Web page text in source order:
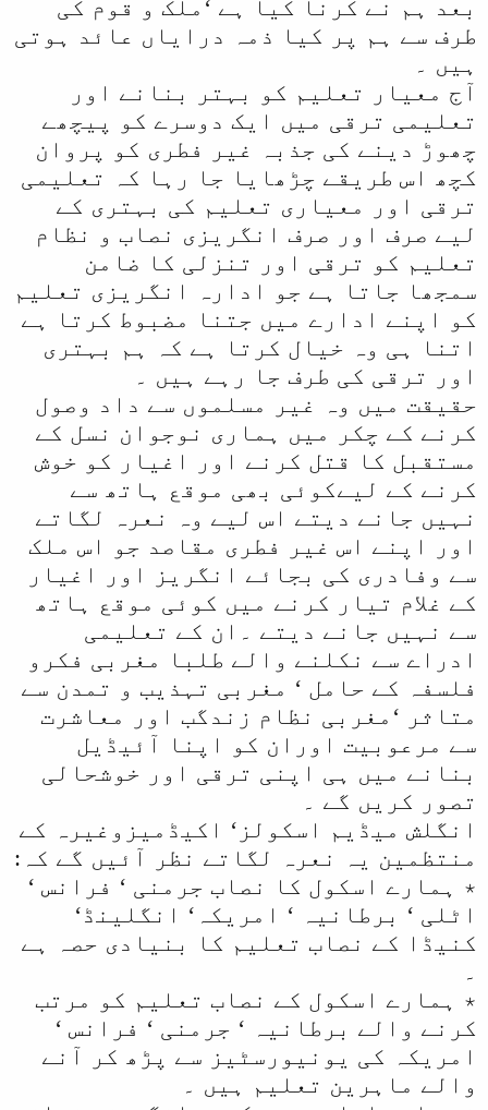
بعد ہم نے کرنا کیا ہے ‘ملک و قوم کی
طرف سے ہم پر کیا ذمہ درایاں عائد ہوتی
ہیں ۔
آج معیار تعلیم کو بہتر بنانے اور
تعلیمی ترقی میں ایک دوسرے کو پیچھے
چھوڑ دینے کی جذبہ غیر فطری کو پروان
کچھ اس طریقے چڑھایا جا رہا کہ تعلیمی
ترقی اور معیاری تعلیم کی بہتری کے
لیے صرف اور صرف انگریزی نصاب و نظام
تعلیم کو ترقی اور تنزلی کا ضامن
سمجھا جاتا ہے جو ادارہ انگریزی تعلیم
کو اپنے ادارے میں جتنا مضبوط کرتا ہے
اتنا ہی وہ خیال کرتا ہے کہ ہم بہتری
اور ترقی کی طرف جا رہے ہیں ۔
حقیقت میں وہ غیر مسلموں سے داد وصول
کرنے کے چکر میں ہماری نوجوان نسل کے
مستقبل کا قتل کرنے اور اغیار کو خوش
کرنے کے لیےکوئی بھی موقع ہاتھ سے
نہیں جانے دیتے اس لیے وہ نعرہ لگاتے
اور اپنے اس غیر فطری مقاصد جو اس ملک
سے وفادری کی بجائے انگریز اور اغیار
کے غلام تیار کرنے میں کوئی موقع ہاتھ
سے نہیں جانے دیتے ۔ان کے تعلیمی
ادراے سے نکلنے والے طلبا مغربی فکرو
فلسفہ کے حامل ‘ مغربی تہذیب و تمدن سے
متاثر ‘مغربی نظام زندگب اور معاشرت
سے مرعوبیت اوران کو اپنا آئیڈیل
بنانے میں ہی اپنی ترقی اور خوشحالی
تصور کریں گے ۔
انگلش میڈیم اسکولز‘ اکیڈمیزوغیرہ کے
منتظمین یہ نعرہ لگاتے نظر آئیں گے کہ:
٭ ہمارے اسکول کا نصاب جرمنی ‘ فرانس ‘
اٹلی ‘ برطانیہ ‘ امریکہ‘ انگلینڈ‘
کنیڈا کے نصاب تعلیم کا بنیادی حصہ ہے
۔
٭ ہمارے اسکول کے نصاب تعلیم کو مرتب
کرنے والے برطانیہ ‘ جرمنی ‘ فرانس ‘
امریکہ کی یونیورسٹیز سے پڑھ کر آنے
والے ماہرین تعلیم ہیں ۔